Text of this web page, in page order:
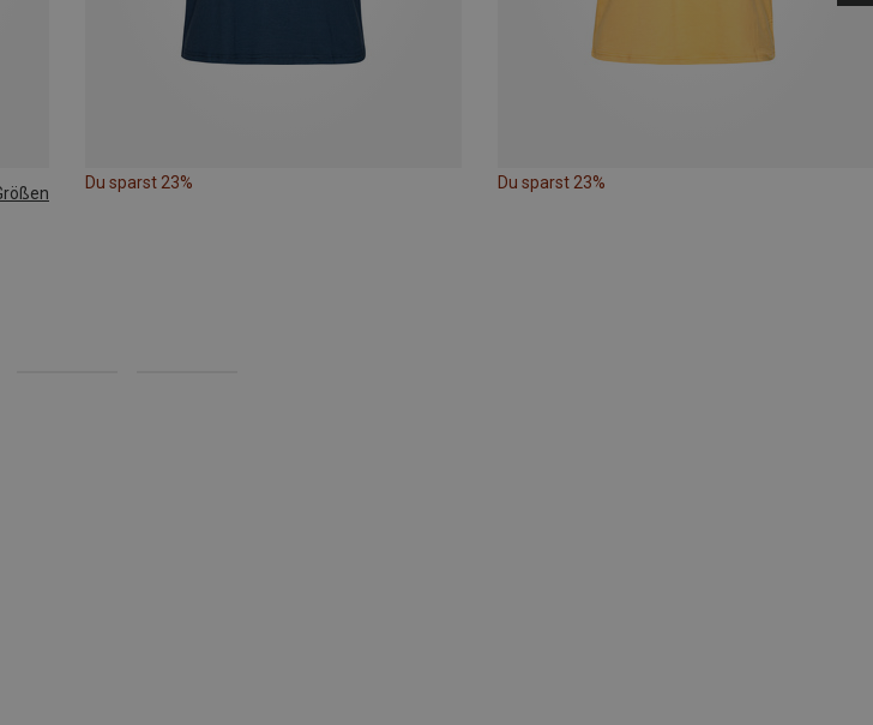
Du sparst 23% Du sparst 23%